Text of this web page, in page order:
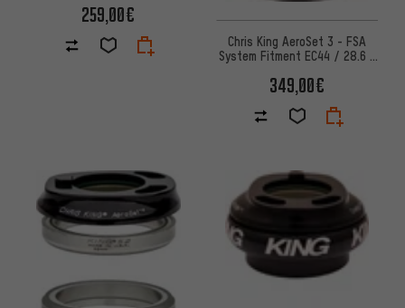
259,00€
Chris King AeroSet 3 - FSA
System Fitment EC44 / 28.6 -
349,00€